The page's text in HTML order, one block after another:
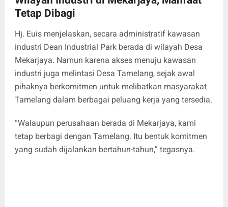
Tetap Dibagi
Hj. Euis menjelaskan, secara administratif kawasan
industri Dean Industrial Park berada di wilayah Desa
Mekarjaya. Namun karena akses menuju kawasan
industri juga melintasi Desa Tamelang, sejak awal
pihaknya berkomitmen untuk melibatkan masyarakat
Tamelang dalam berbagai peluang kerja yang tersedia.
“Walaupun perusahaan berada di Mekarjaya, kami
tetap berbagi dengan Tamelang. Itu bentuk komitmen
yang sudah dijalankan bertahun-tahun,” tegasnya.